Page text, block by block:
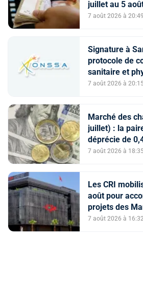
juillet au 5
7 août 2026 à 20:49
Signature à
protocole de
sanitaire et
l’ONSSA et le
7 août 2026 à 20:15
Marché des
juillet) : la
déprécie de
7 août 2026 à 18:35
Les CRI
août pour
projets des
7 août 2026 à 16:32